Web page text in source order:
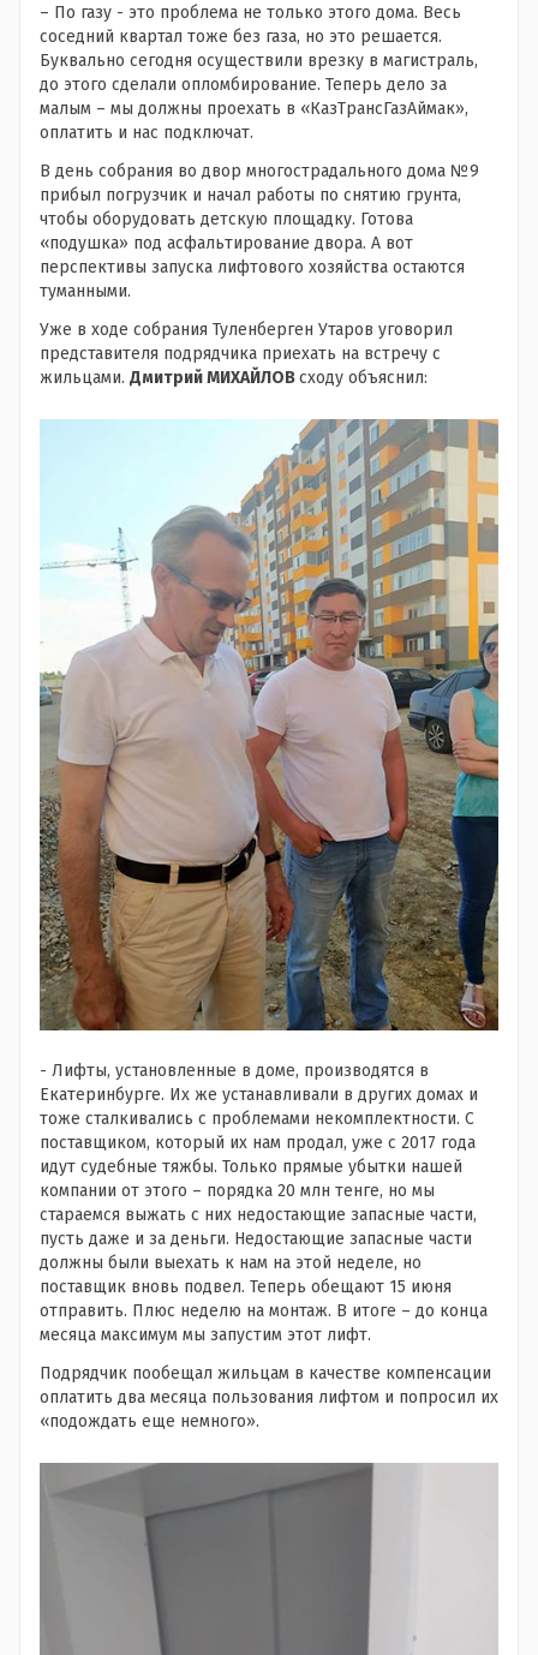
– По газу - это проблема не только этого дома. Весь
соседний квартал тоже без газа, но это решается.
Буквально сегодня осуществили врезку в магистраль,
до этого сделали опломбирование. Теперь дело за
малым – мы должны проехать в «КазТрансГазАймак»,
оплатить и нас подключат.
В день собрания во двор многострадального дома №9
прибыл погрузчик и начал работы по снятию грунта,
чтобы оборудовать детскую площадку. Готова
«подушка» под асфальтирование двора. А вот
перспективы запуска лифтового хозяйства остаются
туманными.
Уже в ходе собрания Туленберген Утаров уговорил
представителя подрядчика приехать на встречу с
жильцами. Дмитрий МИХАЙЛОВсходу объяснил:
- Лифты, установленные в доме, производятся в
Екатеринбурге. Их же устанавливали в других домах и
тоже сталкивались с проблемами некомплектности. С
поставщиком, который их нам продал, уже с 2017 года
идут судебные тяжбы. Только прямые убытки нашей
компании от этого – порядка 20 млн тенге, но мы
стараемся выжать с них недостающие запасные части,
пусть даже и за деньги. Недостающие запасные части
должны были выехать к нам на этой неделе, но
поставщик вновь подвел. Теперь обещают 15 июня
отправить. Плюс неделю на монтаж. В итоге – до конца
месяца максимум мы запустим этот лифт.
Подрядчик пообещал жильцам в качестве компенсации
оплатить два месяца пользования лифтом и попросил их
«подождать еще немного».